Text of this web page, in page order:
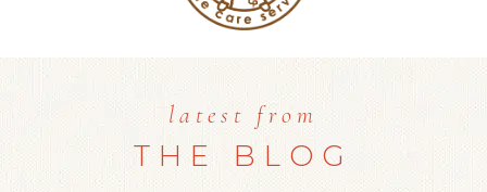
latest from
THE BLOG